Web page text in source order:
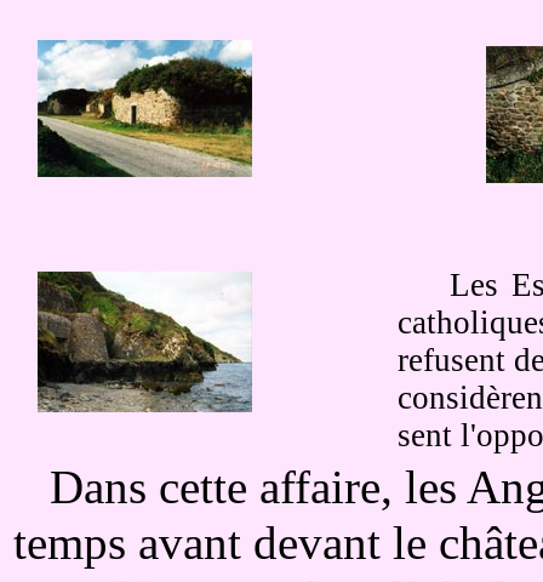
Les
refusent
sent
Dans cette affaire, les
temps avant devant le